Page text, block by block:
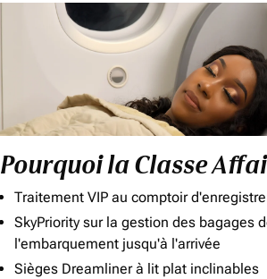
Pourquoi la Classe
Traitement VIP au comptoir
SkyPriority sur la gestion des bagages
l'embarquement jusqu'à l'arrivée
Sièges Dreamliner à lit plat inclinables